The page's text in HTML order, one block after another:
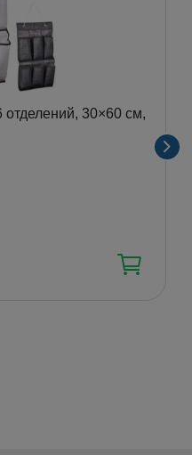
отделений, 30×60 см,